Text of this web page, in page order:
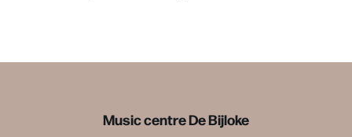
Music centre De Bijloke